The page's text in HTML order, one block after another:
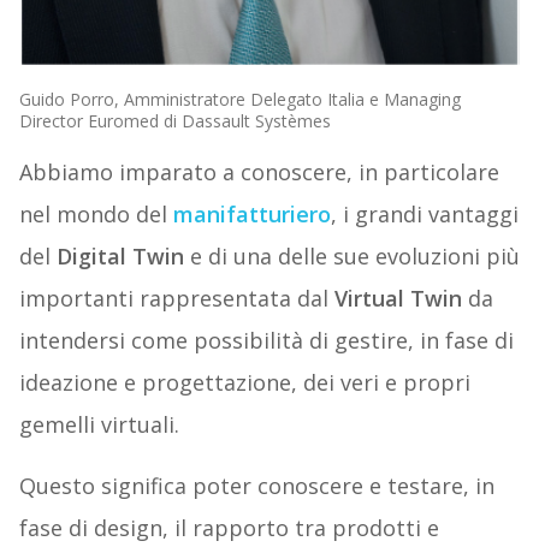
Guido Porro, Amministratore Delegato Italia e Managing
Director Euromed di Dassault Systèmes
Abbiamo imparato a conoscere, in particolare
nel mondo del manifatturiero, i grandi vantaggi
del Digital Twin e di una delle sue evoluzioni più
importanti rappresentata dal Virtual Twin da
intendersi come possibilità di gestire, in fase di
ideazione e progettazione, dei veri e propri
gemelli virtuali.
Questo significa poter conoscere e testare, in
fase di design, il rapporto tra prodotti e